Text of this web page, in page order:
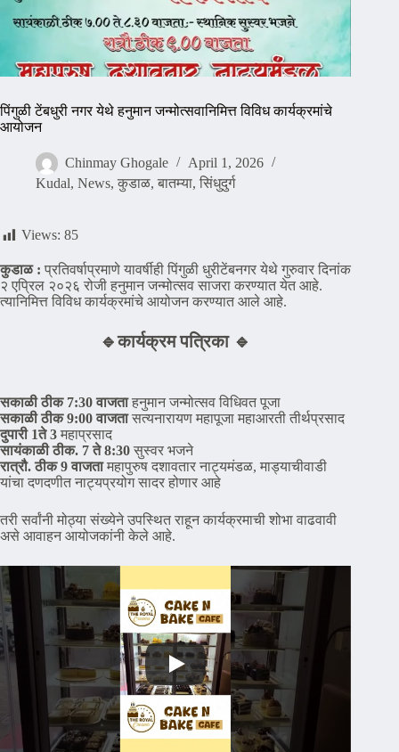
पिंगुळी टेंबधुरी नगर येथे हनुमान जन्मोत्सवानिमित्त विविध कार्यक्रमांचे
आयोजन
Chinmay Ghogale
April 1, 2026
Kudal, News, कुडाळ, बातम्या, सिंधुदुर्ग
Views: 85
कुडाळ : प्रतिवर्षाप्रमाणे यावर्षीही पिंगुळी धुरीटेंबनगर येथे गुरुवार दिनांक
२ एप्रिल २०२६ रोजी हनुमान जन्मोत्सव साजरा करण्यात येत आहे.
त्यानिमित्त विविध कार्यक्रमांचे आयोजन करण्यात आले आहे.
🔹कार्यक्रम पत्रिका 🔹
सकाळी ठीक 7:30 वाजताहनुमान जन्मोत्सव विधिवत पूजा
सकाळी ठीक 9:00 वाजतासत्यनारायण महापूजा महाआरती तीर्थप्रसाद
दुपारी 1ते 3 महाप्रसाद
सायंकाळी ठीक. 7 ते 8:30 सुस्वर भजने
रात्रौ. ठीक 9 वाजतामहापुरुष दशावतार नाट्यमंडळ, माड्याचीवाडी
यांचा दणदणीत नाट्यप्रयोग सादर होणार आहे
तरी सर्वांनी मोठ्या संख्येने उपस्थित राहून कार्यक्रमाची शोभा वाढवावी
असे आवाहन आयोजकांनी केले आहे.